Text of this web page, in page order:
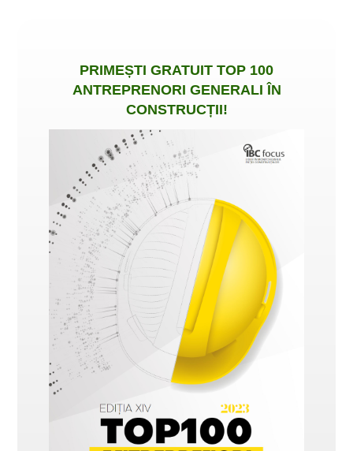
PRIMEȘTI GRATUIT TOP 100
ANTREPRENORI GENERALI ÎN
CONSTRUCȚII!